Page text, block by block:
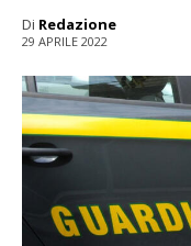
Di Redazione
29 APRILE 2022